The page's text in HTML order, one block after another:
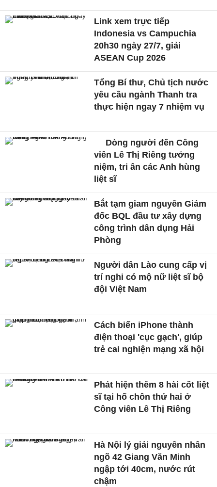
Link xem trực tiếp
Indonesia vs Campuchia
20h30 ngày 27/7, giải
ASEAN Cup 2026
Tổng Bí thư, Chủ tịch nước
yêu cầu ngành Thanh tra
thực hiện ngay 7 nhiệm vụ
Dòng người đến Công
viên Lê Thị Riêng tưởng
niệm, tri ân các Anh hùng
liệt sĩ
Bắt tạm giam nguyên Giám
đốc BQL đầu tư xây dựng
công trình dân dụng Hải
Phòng
Người dân Lào cung cấp vị
trí nghi có mộ nữ liệt sĩ bộ
đội Việt Nam
Cách biến iPhone thành
điện thoại 'cục gạch', giúp
trẻ cai nghiện mạng xã hội
Phát hiện thêm 8 hài cốt liệt
sĩ tại hố chôn thứ hai ở
Công viên Lê Thị Riêng
Hà Nội lý giải nguyên nhân
ngõ 42 Giang Văn Minh
ngập tới 40cm, nước rút
chậm